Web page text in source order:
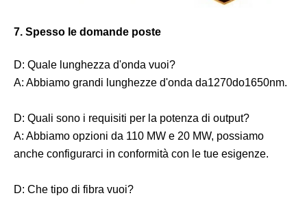
7. Spesso le domande poste
D: Quale lunghezza d'onda vuoi?
A: Abbiamo grandi lunghezze d'onda da1270do1650nm.
D: Quali sono i requisiti per la potenza di output?
A: Abbiamo opzioni da 110 MW e 20 MW, possiamo
anche configurarci in conformità con le tue esigenze.
D: Che tipo di fibra vuoi?